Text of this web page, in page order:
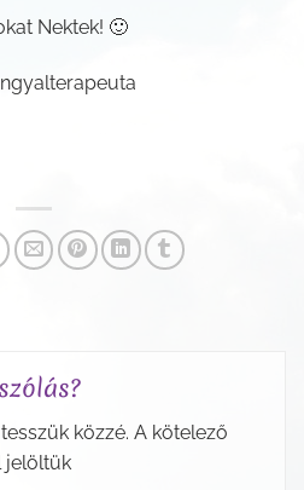
Nektek! 🙂
közzé. A kötelező
jelöltük